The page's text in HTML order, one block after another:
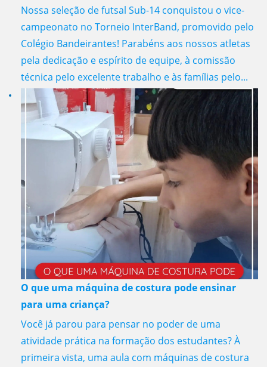
Nossa seleção de futsal Sub-14 conquistou o vice-
campeonato no Torneio InterBand, promovido pelo
Colégio Bandeirantes! Parabéns aos nossos atletas
pela dedicação e espírito de equipe, à comissão
técnica pelo excelente trabalho e às famílias pelo...
O que uma máquina de costura pode ensinar
para uma criança?
Você já parou para pensar no poder de uma
atividade prática na formação dos estudantes? À
primeira vista, uma aula com máquinas de costura